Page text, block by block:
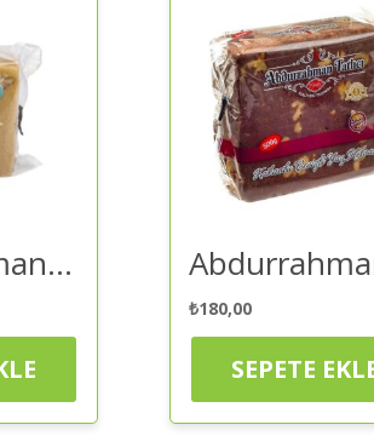
Abdurrahman Tatlıcı Cevizli Yaz Helvası 300 gr – Helva | Kaliteli ve Güvenilir Alışveriş
₺180,00
SEPETE